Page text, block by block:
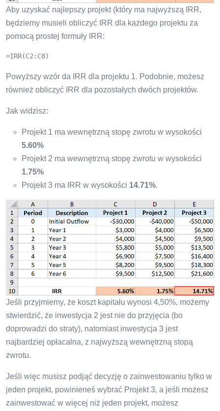
Aby uzyskać najlepszy projekt (który ma najwyższą IRR,
będziemy musieli obliczyć IRR dla każdego projektu za
pomocą prostej formuły IRR:
=IRR(C2:C8)
Powyższy wzór da IRR dla projektu 1. Podobnie, możesz
również obliczyć IRR dla pozostałych dwóch projektów.
Jak widzisz:
Projekt 1 ma wewnętrzną stopę zwrotu w wysokości
5.60%
Projekt 2 ma wewnętrzną stopę zwrotu w wysokości
1.75%
Projekt 3 ma IRR w wysokości 14.71%.
Jeśli przyjmiemy, że koszt kapitału wynosi 4,50%, możemy
stwierdzić, że inwestycja 2 jest nie do przyjęcia (bo
doprowadzi do straty), natomiast inwestycja 3 jest
najbardziej opłacalna, z najwyższą wewnętrzną stopą
zwrotu.
Jeśli więc musisz podjąć decyzję o zainwestowaniu tylko w
jeden projekt, powinieneś wybrać Projekt 3, a jeśli możesz
zainwestować w więcej niż jeden projekt, możesz